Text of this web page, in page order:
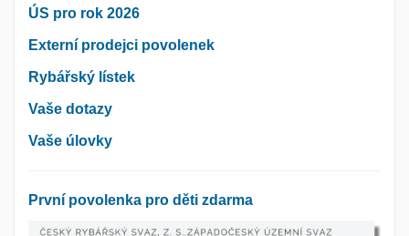
ÚS pro rok 2026
Externí prodejci povolenek
Rybářský lístek
Vaše dotazy
Vaše úlovky
První povolenka pro děti zdarma